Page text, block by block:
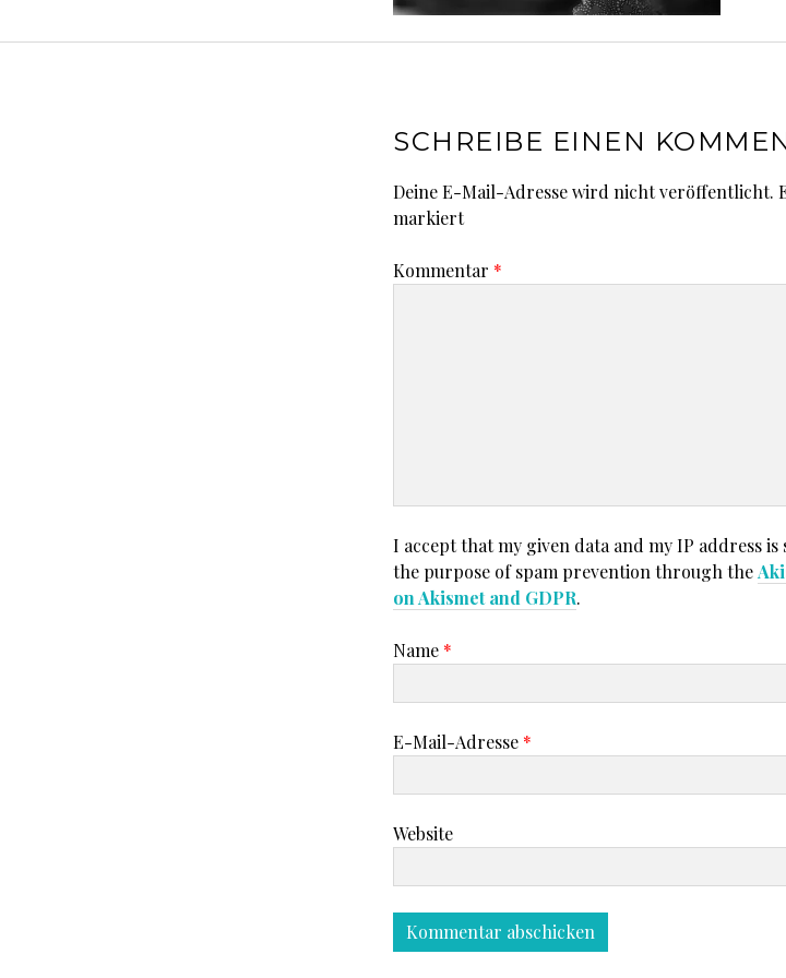
SCHREIBE EINEN
Deine E-Mail-Adresse wird nicht veröffentlicht.
markiert
Kommentar *
I accept that my given data and my IP address
the purpose of spam prevention through the
on Akismet and GDPR.
Name *
E-Mail-Adresse *
Website